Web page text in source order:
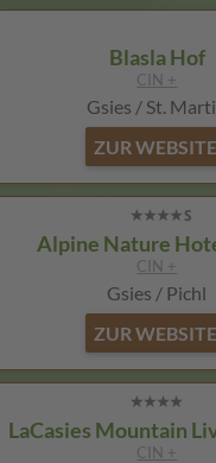
Blasla Hof
CIN +
Gsies / St.
ZUR WEBSITE
Alpine Nature
CIN +
Gsies / Pichl
ZUR WEBSITE
LaCasies Mountain
CIN +